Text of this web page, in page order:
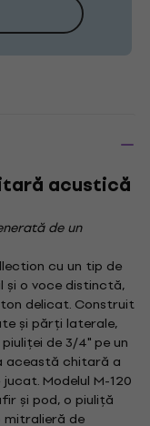
acustică
de un
cu un tip de
o voce distinctă,
delicat. Construit
și părți laterale,
de 3/4" pe un
această chitară a
Modelul M-120
și pod, o piuliță
mitralieră de